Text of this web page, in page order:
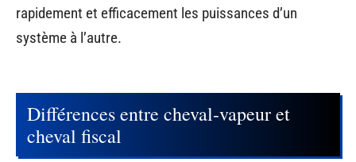
rapidement et efficacement les puissances d’un
système à l’autre.
Différences entre cheval-vapeur et
cheval fiscal